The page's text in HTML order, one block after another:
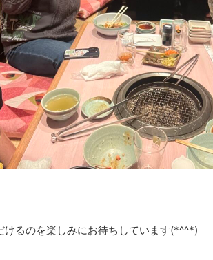
るのを楽しみにお待ちしています(*^^*)